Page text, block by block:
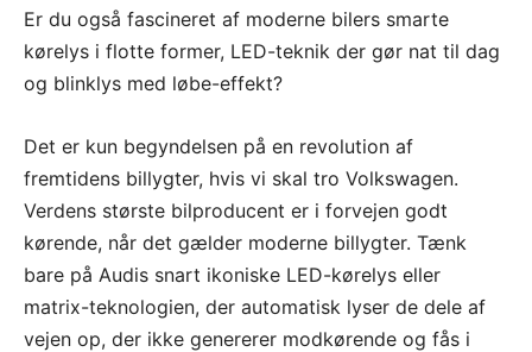
Er du også fascineret af moderne bilers smarte
kørelys i flotte former, LED-teknik der gør nat til dag
og blinklys med løbe-effekt?
Det er kun begyndelsen på en revolution af
fremtidens billygter, hvis vi skal tro Volkswagen.
Verdens største bilproducent er i forvejen godt
kørende, når det gælder moderne billygter. Tænk
bare på Audis snart ikoniske LED-kørelys eller
matrix-teknologien, der automatisk lyser de dele af
vejen op, der ikke genererer modkørende og fås i